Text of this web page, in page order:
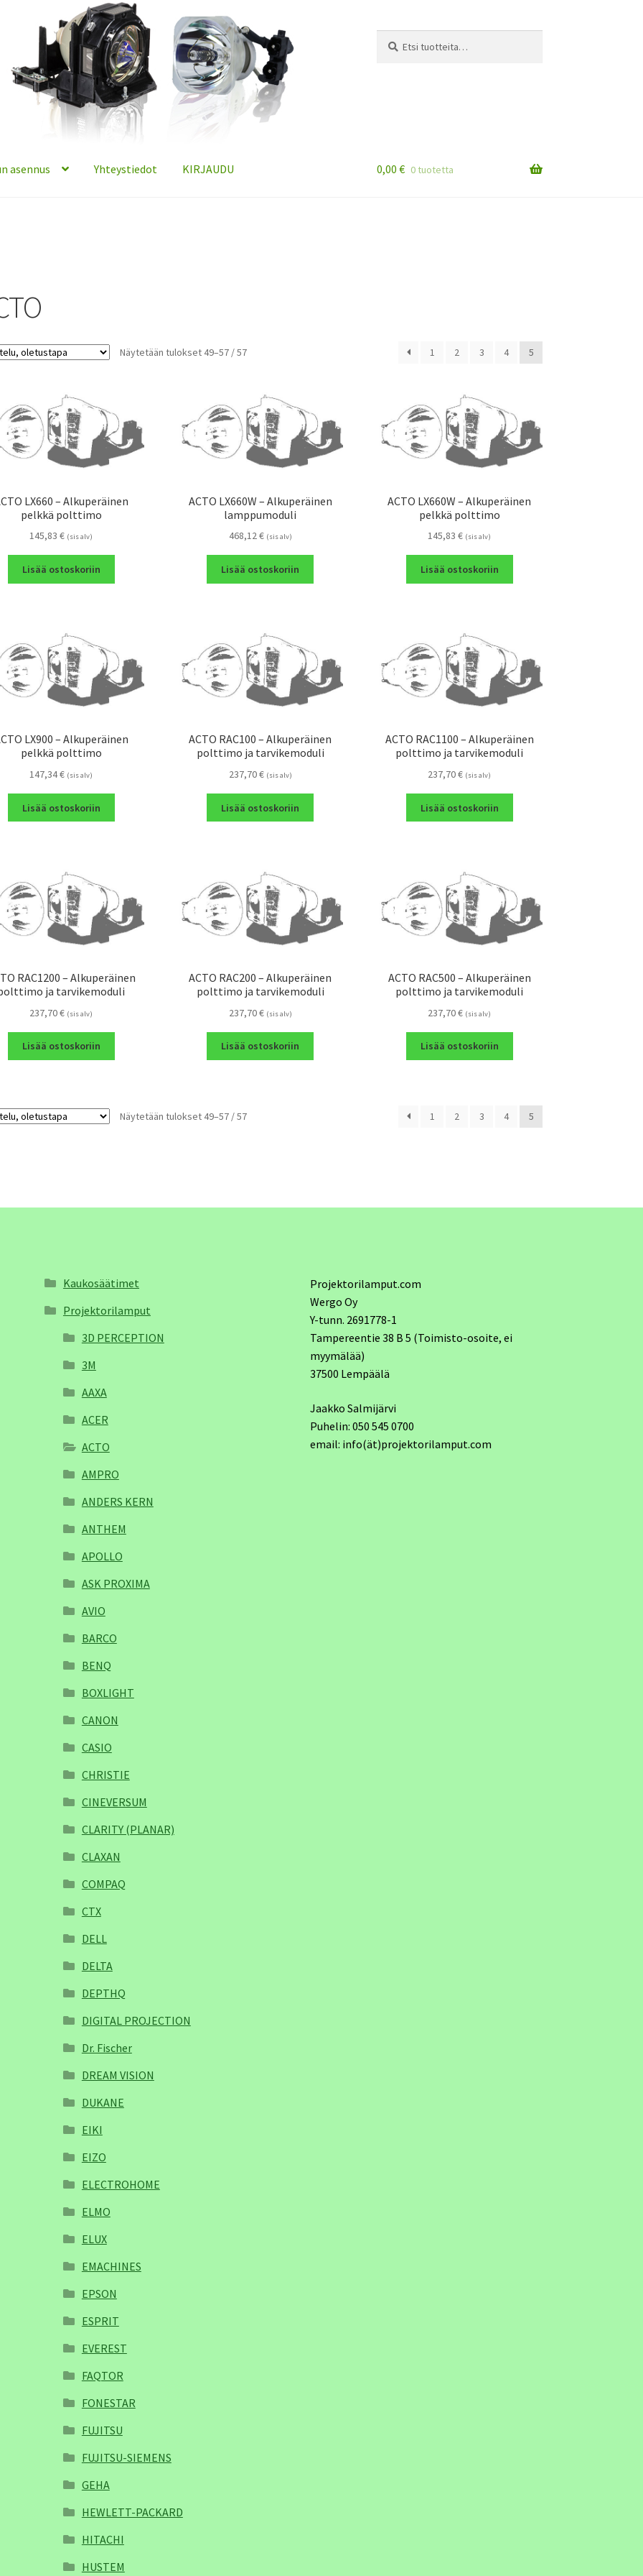
asennus Yhteystiedot KIRJAUDU 0,00 € 0 tuotetta
Näytetään tulokset 49–57 / 57 1 2 3 4 5
LX660 – Alkuperäinen
pelkkä polttimo
145,83€ (sis alv)
Lisää ostoskoriin
ACTO LX660W – Alkuperäinen
lamppumoduli
468,12€ (sis alv)
Lisää ostoskoriin
ACTO LX660W – Alkuperäinen
pelkkä polttimo
145,83€ (sis alv)
Lisää ostoskoriin
LX900 – Alkuperäinen
pelkkä polttimo
147,34€ (sis alv)
Lisää ostoskoriin
ACTO RAC100 – Alkuperäinen
polttimo ja tarvikemoduli
237,70€ (sis alv)
Lisää ostoskoriin
ACTO RAC1100 – Alkuperäinen
polttimo ja tarvikemoduli
237,70€ (sis alv)
Lisää ostoskoriin
RAC1200 – Alkuperäinen
ja tarvikemoduli
237,70€ (sis alv)
Lisää ostoskoriin
ACTO RAC200 – Alkuperäinen
polttimo ja tarvikemoduli
237,70€ (sis alv)
Lisää ostoskoriin
ACTO RAC500 – Alkuperäinen
polttimo ja tarvikemoduli
237,70€ (sis alv)
Lisää ostoskoriin
Näytetään tulokset 49–57 / 57 1 2 3 4 5
Kaukosäätimet
Projektorilamput
3D PERCEPTION
3M
AAXA
ACER
ACTO
AMPRO
ANDERS KERN
ANTHEM
APOLLO
ASK PROXIMA
AVIO
BARCO
BENQ
BOXLIGHT
CANON
CASIO
CHRISTIE
CINEVERSUM
CLARITY (PLANAR)
CLAXAN
COMPAQ
CTX
DELL
DELTA
DEPTHQ
DIGITAL PROJECTION
Dr. Fischer
DREAM VISION
DUKANE
EIKI
EIZO
ELECTROHOME
ELMO
ELUX
EMACHINES
EPSON
ESPRIT
EVEREST
FAQTOR
FONESTAR
FUJITSU
FUJITSU-SIEMENS
GEHA
HEWLETT-PACKARD
HITACHI
HUSTEM
Projektorilamput.com
Wergo Oy
Y-tunn. 2691778-1
Tampereentie 38 B 5 (Toimisto-osoite, ei
myymälää)
37500 Lempäälä
Jaakko Salmijärvi
Puhelin: 050 545 0700
email: info(ät)projektorilamput.com